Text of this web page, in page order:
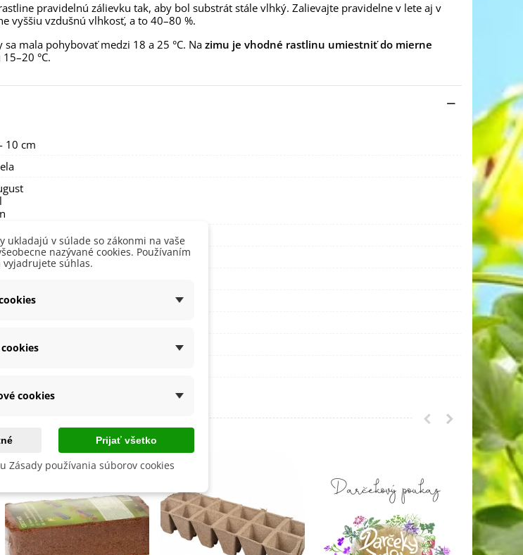
pravidelnú zálievku tak, aby bol substrát stále vlhký. Zalievajte pravidelne v lete aj v
vyššiu vzdušnú vlhkosť, a to 40–80 %.
mala pohybovať medzi 18 a 25 °C. Na zimu je vhodné rastlinu umiestniť do mierne
°C.
10 cm
- dnu
ukladajú v súlade so zákonmi na vaše
nazývané cookies. Používaním
súhlas.
cookies
Prijať všetko
Zásady používania súborov cookies